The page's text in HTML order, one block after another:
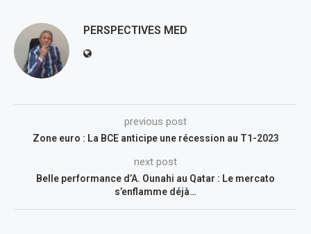
PERSPECTIVES MED
previous post
Zone euro : La BCE anticipe une récession au T1-2023
next post
Belle performance d’A. Ounahi au Qatar : Le mercato
s’enflamme déjà…